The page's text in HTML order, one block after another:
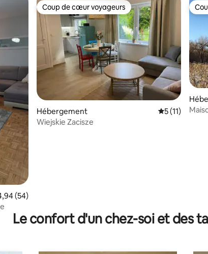
moyenne sur la base de 54 commentaires : 4,94 sur
(54)
Coup de cœur voyageurs
Coup de cœur voyageurs
Hébergement Évaluation
5 (11)
Wiejskie Zacisze
Le confort d'un chez-soi et des